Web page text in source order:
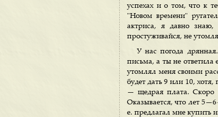
успехах и о том, что к
"Новом времени"
актриса, я давно
простуживайся, не
У нас погода
письма, а ты не
утомлял меня своими
будет дать 9 или 10, хотя,
— щедрая плата. Скоро
Оказывается, что лет
е. предлагал мне купить